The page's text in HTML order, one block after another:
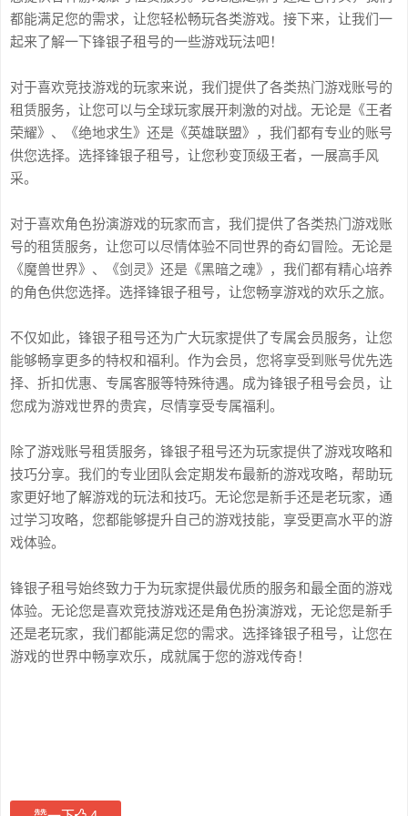
都能满足您的需求，让您轻松畅玩各类游戏。接下来，让我们一
起来了解一下锋银子租号的一些游戏玩法吧！
对于喜欢竞技游戏的玩家来说，我们提供了各类热门游戏账号的
租赁服务，让您可以与全球玩家展开刺激的对战。无论是《王者
荣耀》、《绝地求生》还是《英雄联盟》，我们都有专业的账号
供您选择。选择锋银子租号，让您秒变顶级王者，一展高手风
采。
对于喜欢角色扮演游戏的玩家而言，我们提供了各类热门游戏账
号的租赁服务，让您可以尽情体验不同世界的奇幻冒险。无论是
《魔兽世界》、《剑灵》还是《黑暗之魂》，我们都有精心培养
的角色供您选择。选择锋银子租号，让您畅享游戏的欢乐之旅。
不仅如此，锋银子租号还为广大玩家提供了专属会员服务，让您
能够畅享更多的特权和福利。作为会员，您将享受到账号优先选
择、折扣优惠、专属客服等特殊待遇。成为锋银子租号会员，让
您成为游戏世界的贵宾，尽情享受专属福利。
除了游戏账号租赁服务，锋银子租号还为玩家提供了游戏攻略和
技巧分享。我们的专业团队会定期发布最新的游戏攻略，帮助玩
家更好地了解游戏的玩法和技巧。无论您是新手还是老玩家，通
过学习攻略，您都能够提升自己的游戏技能，享受更高水平的游
戏体验。
锋银子租号始终致力于为玩家提供最优质的服务和最全面的游戏
体验。无论您是喜欢竞技游戏还是角色扮演游戏，无论您是新手
还是老玩家，我们都能满足您的需求。选择锋银子租号，让您在
游戏的世界中畅享欢乐，成就属于您的游戏传奇！